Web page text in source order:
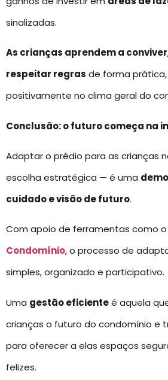
sinalizadas.
As crianças aprendem a conviver
respeitar regras de forma
positivamente no clima geral do
Conclusão: o futuro começa na
Adaptar o prédio para as crianças
escolha estratégica — é uma
cuidado e visão de futuro.
Com apoio de ferramentas como o
Condomínio, o processo de
simples, organizado e participativo.
Uma gestão eficienteé aquela
crianças o futuro do condomínio e
para oferecer a elas espaços
felizes.